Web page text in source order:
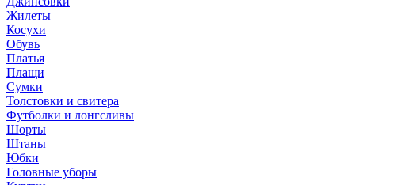
Жилеты
Косухи
Обувь
Платья
Плащи
Сумки
Толстовки и свитера
Футболки и лонгсливы
Шорты
Штаны
Юбки
Головные уборы